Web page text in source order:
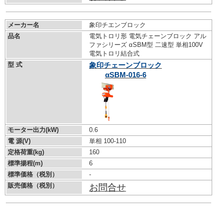
メーカー名
象印チエンブロック
品名
電気トロリ形 電気チェーンブロック アル
ファシリーズ αSBM型 二速型 単相100V
電気トロリ結合式
型 式
象印チェーンブロック
αSBM-016-6
モーター出力(kW)
0.6
電 源(V)
単相 100-110
定格荷重(kg)
160
標準揚程(m)
6
標準価格（税別）
-
販売価格（税別）
お問合せ